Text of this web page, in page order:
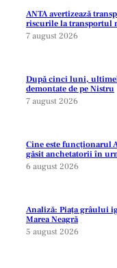
ANTA avertizează
riscurile la transportul
7 august 2026
După cinci luni,
demontate de pe Nistru
7 august 2026
Cine este funcționarul
găsit anchetatorii în
6 august 2026
Analiză: Piața grâului
Marea Neagră
5 august 2026